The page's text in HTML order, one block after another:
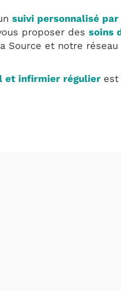
suivi personnalisé
proposer des soins
Source et notre réseau
et infirmier régulier est